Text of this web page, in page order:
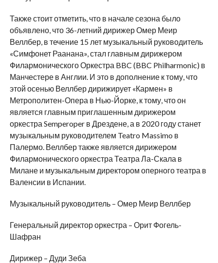
Также стоит отметить, что в начале сезона было
объявлено, что 36-летний дирижер Омер Меир
Веллбер, в течение 15 лет музыкальный руководитель
«Симфонет Раанана», стал главным дирижером
Филармонического Оркестра BBC (BBC Philharmonic) в
Манчестере в Англии. И это в дополнение к тому, что
этой осенью Веллбер дирижирует «Кармен» в
Метрополитен-Опера в Нью-Йорке, к тому, что он
является главным приглашенным дирижером
оркестра Semperoper в Дрездене, а в 2020 году станет
музыкальным руководителем Teatro Massimo в
Палермо. Веллбер также является дирижером
Филармонического оркестра Театра Ла-Скала в
Милане и музыкальным директором оперного театра в
Валенсии в Испании.
Музыкальный руководитель – Омер Меир Веллбер
Генеральный директор оркестра – Орит Фогель-
Шафран
Дирижер – Дуди Зеба